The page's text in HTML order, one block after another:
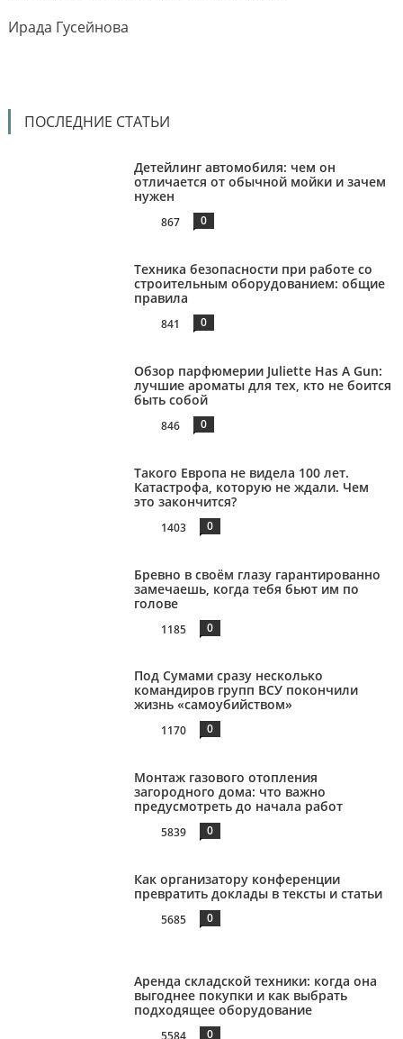
Ирада Гусейнова
ПОСЛЕДНИЕ СТАТЬИ
Детейлинг автомобиля: чем он
отличается от обычной мойки и зачем
нужен
867 0
Техника безопасности при работе со
строительным оборудованием: общие
правила
841 0
Обзор парфюмерии Juliette Has A Gun:
лучшие ароматы для тех, кто не боится
быть собой
846 0
Такого Европа не видела 100 лет.
Катастрофа, которую не ждали. Чем
это закончится?
1403 0
Бревно в своём глазу гарантированно
замечаешь, когда тебя бьют им по
голове
1185 0
Под Сумами сразу несколько
командиров групп ВСУ покончили
жизнь «самоубийством»
1170 0
Монтаж газового отопления
загородного дома: что важно
предусмотреть до начала работ
5839 0
Как организатору конференции
превратить доклады в тексты и статьи
5685 0
Аренда складской техники: когда она
выгоднее покупки и как выбрать
подходящее оборудование
5584 0